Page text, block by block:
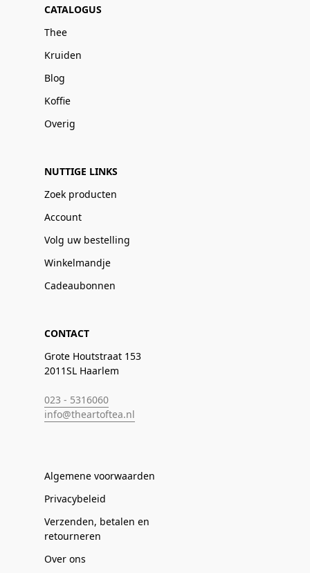
CATALOGUS
Thee
Kruiden
Blog
Koffie
Overig
NUTTIGE LINKS
Zoek producten
Account
Volg uw bestelling
Winkelmandje
Cadeaubonnen
CONTACT
Grote Houtstraat 153
2011SL Haarlem
023 - 5316060
info@theartoftea.nl
Algemene voorwaarden
Privacybeleid
Verzenden, betalen en
retourneren
Over ons